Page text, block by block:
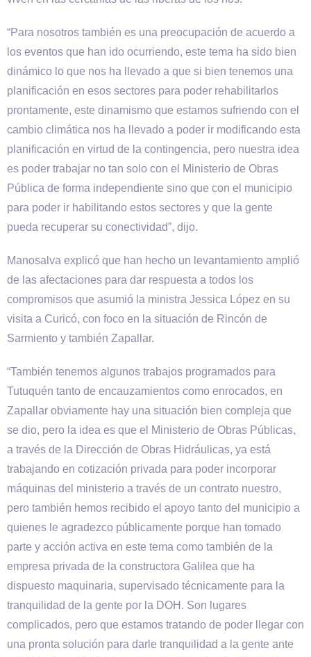
“Para nosotros también es una preocupación de acuerdo a
los eventos que han ido ocurriendo, este tema ha sido bien
dinámico lo que nos ha llevado a que si bien tenemos una
planificación en esos sectores para poder rehabilitarlos
prontamente, este dinamismo que estamos sufriendo con el
cambio climática nos ha llevado a poder ir modificando esta
planificación en virtud de la contingencia, pero nuestra idea
es poder trabajar no tan solo con el Ministerio de Obras
Pública de forma independiente sino que con el municipio
para poder ir habilitando estos sectores y que la gente
pueda recuperar su conectividad”, dijo.
Manosalva explicó que han hecho un levantamiento amplió
de las afectaciones para dar respuesta a todos los
compromisos que asumió la ministra Jessica López en su
visita a Curicó, con foco en la situación de Rincón de
Sarmiento y también Zapallar.
“También tenemos algunos trabajos programados para
Tutuquén tanto de encauzamientos como enrocados, en
Zapallar obviamente hay una situación bien compleja que
se dio, pero la idea es que el Ministerio de Obras Públicas,
a través de la Dirección de Obras Hidráulicas, ya está
trabajando en cotización privada para poder incorporar
máquinas del ministerio a través de un contrato nuestro,
pero también hemos recibido el apoyo tanto del municipio a
quienes le agradezco públicamente porque han tomado
parte y acción activa en este tema como también de la
empresa privada de la constructora Galilea que ha
dispuesto maquinaria, supervisado técnicamente para la
tranquilidad de la gente por la DOH. Son lugares
complicados, pero que estamos tratando de poder llegar con
una pronta solución para darle tranquilidad a la gente ante